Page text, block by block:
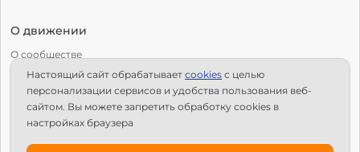
О движении
О сообществе
С чего начать?
Структура Х10
Как стать региональным лидером?
Настоящий сайт обрабатывает сookies с целью
персонализации сервисов и удобства пользования веб-
сайтом. Вы можете запретить обработку сookies в
настройках браузера